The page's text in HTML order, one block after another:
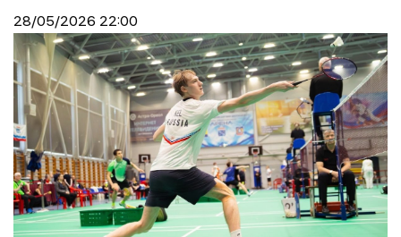
28/05/2026 22:00